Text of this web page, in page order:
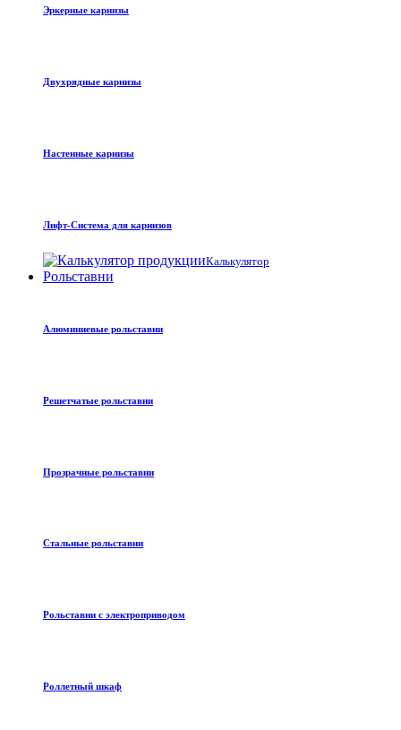
Эркерные карнизы
Двухрядные карнизы
Настенные карнизы
Лифт-Система для карнизов
Калькулятор
Рольставни
Алюминиевые рольставни
Решетчатые рольставни
Прозрачные рольставни
Стальные рольставни
Рольставни с электроприводом
Роллетный шкаф